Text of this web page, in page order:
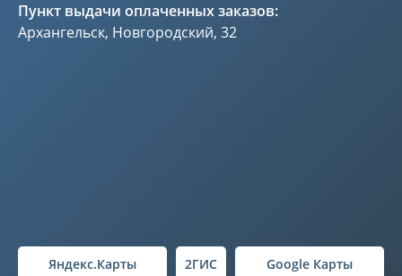
Пункт выдачи оплаченных заказов:
Архангельск, Новгородский, 32
Яндекс.Карты 2ГИС Google Карты